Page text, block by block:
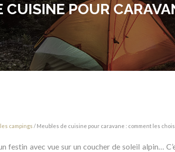
CUISINE POUR
campings / Meubles de cuisine pour caravane : comment les
festin avec vue sur un coucher de soleil alpin…